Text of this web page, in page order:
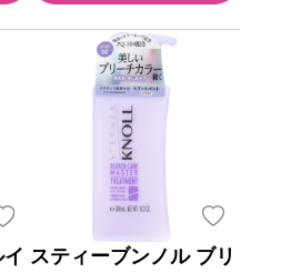
スティーブンノル ブリ